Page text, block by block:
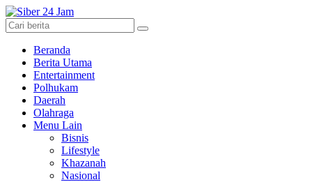
Beranda
Berita Utama
Entertainment
Polhukam
Daerah
Olahraga
Menu Lain
Bisnis
Lifestyle
Khazanah
Nasional